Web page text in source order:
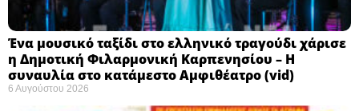
Ένα μουσικό ταξίδι στο ελληνικό τραγούδι χάρισε
η Δημοτική Φιλαρμονική Καρπενησίου – Η
συναυλία στο κατάμεστο Αμφιθέατρο (vid)
6 Αυγούστου 2026